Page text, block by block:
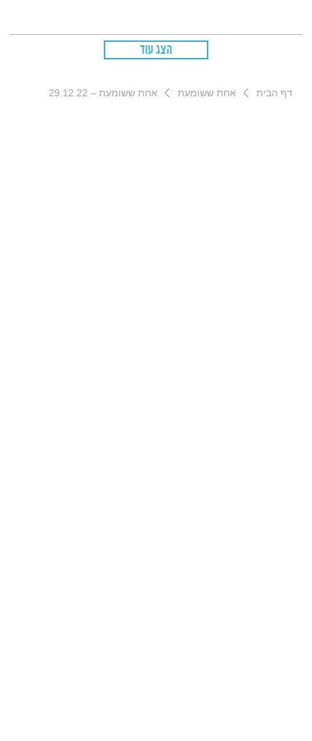
הצג עוד
דף הבית אחת ששומעת אחת ששומעת – 29.12.22